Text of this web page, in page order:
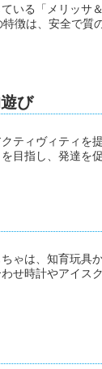
いる「メリッサ
徴は、安全で質
び
ティヴィティを
目指し、発達を
ゃは、知育玩具
せ時計やアイス